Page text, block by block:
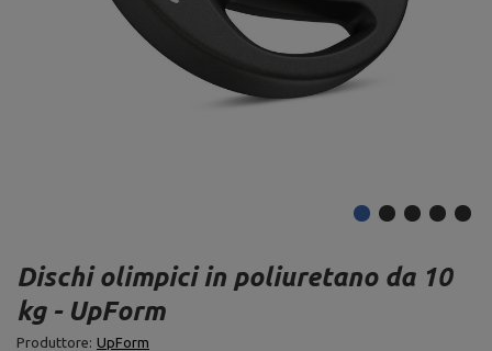
Dischi olimpici in poliuretano da 10
kg - UpForm
Produttore: UpForm